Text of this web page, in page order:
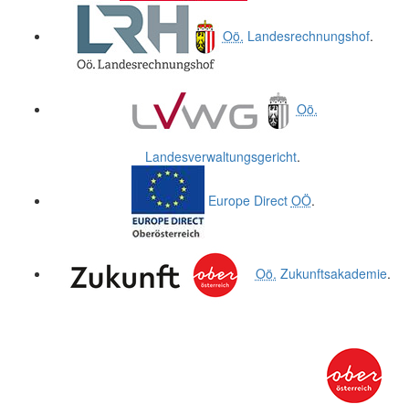
Oö. Landesrechnungshof.
Oö.
Landesverwaltungsgericht.
Europe Direct OÖ.
Oö. Zukunftsakademie.